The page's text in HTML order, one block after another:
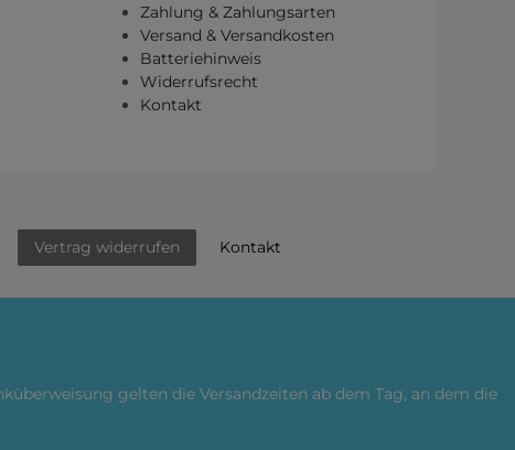
Zahlung & Zahlungsarten
Versand & Versandkosten
Batteriehinweis
Widerrufsrecht
Kontakt
Vertrag widerrufen Kontakt
gelten die Versandzeiten ab dem Tag, an dem die